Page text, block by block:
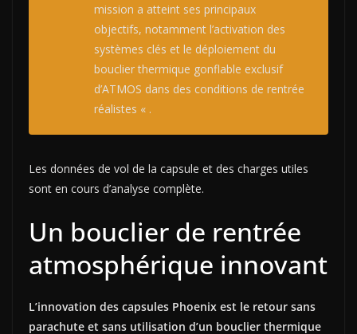
mission a atteint ses principaux
objectifs, notamment l’activation des
systèmes clés et le déploiement du
bouclier thermique gonflable exclusif
d’ATMOS dans des conditions de rentrée
réalistes « .
Les données de vol de la capsule et des charges utiles
sont en cours d’analyse complète.
Un bouclier de rentrée
atmosphérique innovant
L’innovation des capsules Phoenix est le retour sans
parachute et sans utilisation d’un bouclier thermique